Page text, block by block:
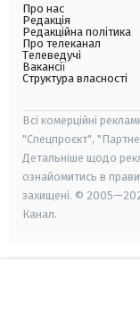
Про нас
Редакція
Редакційна політика
Про телеканал
Телеведучі
Вакансії
Структура власності
Всі комерційні
"Спецпроєкт",
Детальніше щодо
ознайомитись в
захищені. ©
Канал.